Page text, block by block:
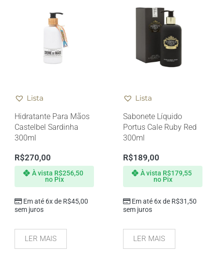
Lista
Hidratante Para Mãos
Castelbel Sardinha
300ml
R$270,00
Em até 6x de R$45,00
sem juros
À vista R$256,50
no Pix
LER MAIS
Lista
Sabonete Líquido
Portus Cale Ruby Red
300ml
R$189,00
Em até 6x de R$31,50
sem juros
À vista R$179,55
no Pix
LER MAIS